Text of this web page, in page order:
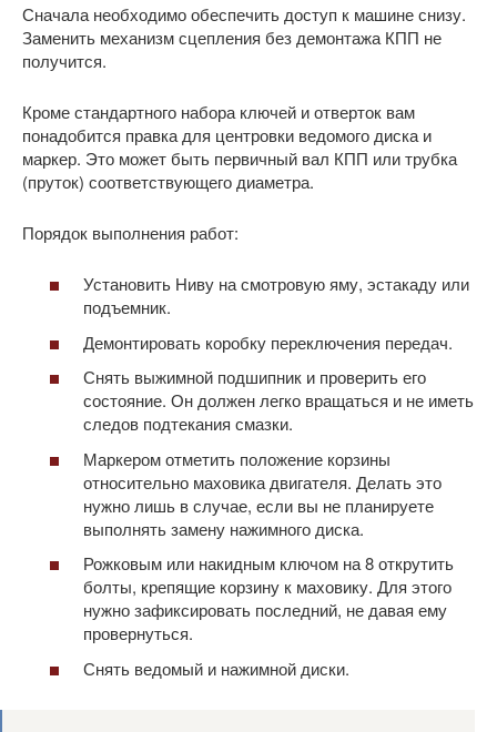
Сначала необходимо обеспечить доступ к машине снизу.
Заменить механизм сцепления без демонтажа КПП не
получится.
Кроме стандартного набора ключей и отверток вам
понадобится правка для центровки ведомого диска и
маркер. Это может быть первичный вал КПП или трубка
(пруток) соответствующего диаметра.
Порядок выполнения работ:
Установить Ниву на смотровую яму, эстакаду или
подъемник.
Демонтировать коробку переключения передач.
Снять выжимной подшипник и проверить его
состояние. Он должен легко вращаться и не иметь
следов подтекания смазки.
Маркером отметить положение корзины
относительно маховика двигателя. Делать это
нужно лишь в случае, если вы не планируете
выполнять замену нажимного диска.
Рожковым или накидным ключом на 8 открутить
болты, крепящие корзину к маховику. Для этого
нужно зафиксировать последний, не давая ему
провернуться.
Снять ведомый и нажимной диски.